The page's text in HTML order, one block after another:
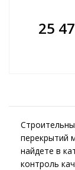
25
перекрытий
найдете в
контроль